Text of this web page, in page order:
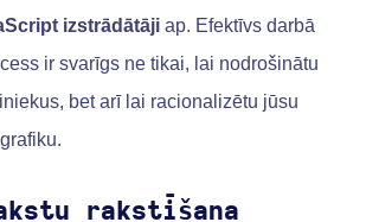
izstrādātāji ap. Efektīvs darbā
ir svarīgs ne tikai, lai nodrošinātu
bet arī lai racionalizētu jūsu
rakstīšana